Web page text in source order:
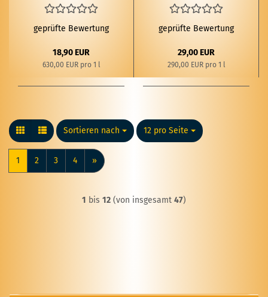
geprüfte Bewertung
18,90 EUR
630,00 EUR pro 1 l
geprüfte Bewertung
29,00 EUR
290,00 EUR pro 1 l
Sortieren nach
Sortieren nach 12 pro Seite
pro Seite
1 2 3 4 »
1 bis 12 (von insgesamt 47)